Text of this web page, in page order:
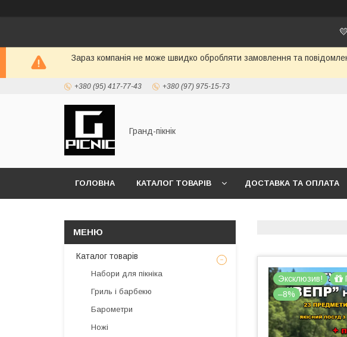
Зараз компанія не може швидко обробляти замовлення та
+380 (95) 417-77-43 +380 (97) 975-15-73
Гранд-пікнік
ГОЛОВНА КАТАЛОГ ТОВАРІВ ДОСТАВКА ТА ОПЛАТА
Эксклюзив!
–8%
Каталог товарів
Набори для пікніка
Гриль і барбекю
Барометри
Ножі